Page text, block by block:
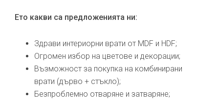
Ето какви са предложенията ни:
Здрави интериорни врати от MDF и HDF;
Огромен избор на цветове и декорации;
Възможност за покупка на комбинирани
врати (дърво + стъкло);
Безпроблемно отваряне и затваряне;